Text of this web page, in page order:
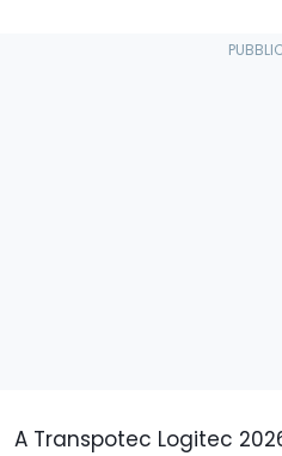
A Transpotec Logitec